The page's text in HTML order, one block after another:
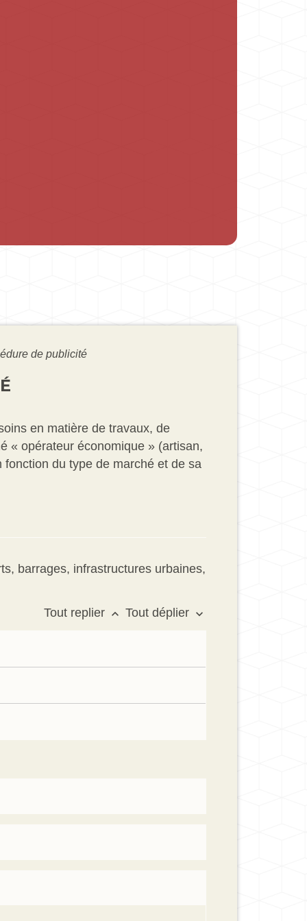
de publicité
en matière de travaux, de
« opérateur économique » (artisan,
du type de marché et de sa
barrages, infrastructures urbaines,
Tout replier keyboard_arrow_up Tout déplier keyboard_arrow_down